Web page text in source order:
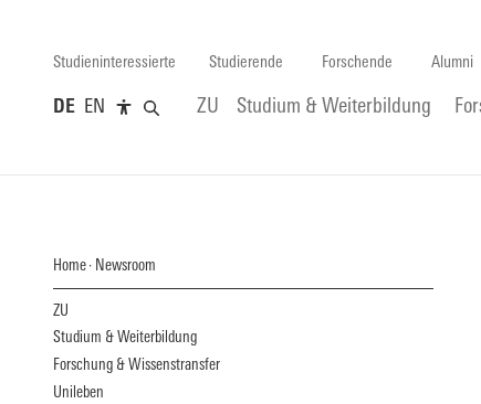
Studieninteressierte Studierende Forschende Alumni
DE EN ZU Studium & Weiterbildung
Home Newsroom
ZU
Studium & Weiterbildung
Forschung & Wissenstransfer
Unileben